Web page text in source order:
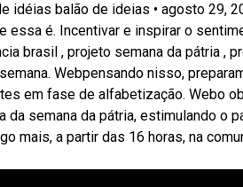
idéias balão de ideias • agosto 29,
essa é. Incentivar e inspirar o
brasil , projeto semana da pátria ,
Webpensando nisso,
em fase de alfabetização. Webo
semana da pátria, estimulando o
mais, a partir das 16 horas, na